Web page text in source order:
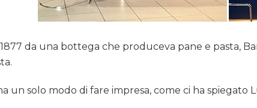
da una bottega che produceva pane e pasta,
un solo modo di fare impresa, come ci ha spiegato